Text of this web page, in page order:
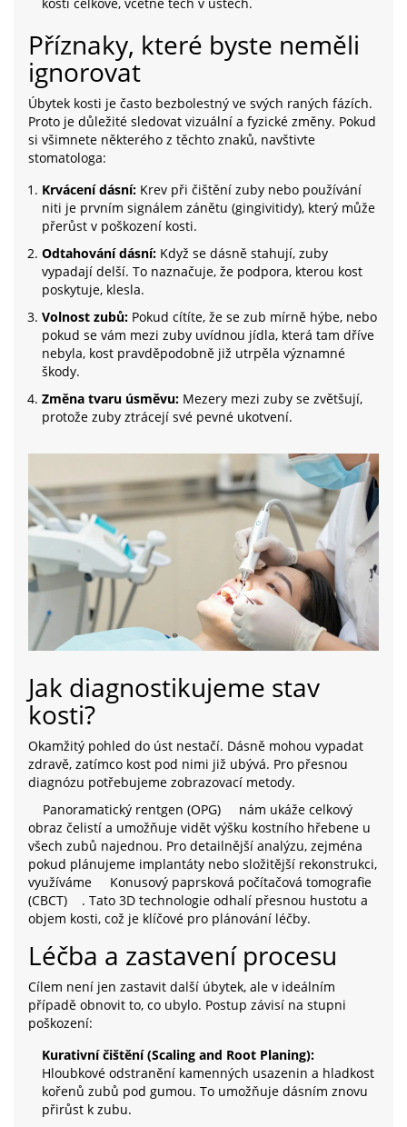
Příznaky, které byste neměli
ignorovat
Úbytek kosti je často bezbolestný ve svých raných fázích.
Proto je důležité sledovat vizuální a fyzické změny. Pokud
si všimnete některého z těchto znaků, navštivte
stomatologa:
Krvácení dásní: Krev při čištění zuby nebo používání
niti je prvním signálem zánětu (gingivitidy), který může
přerůst v poškození kosti.
Odtahování dásní: Když se dásně stahují, zuby
vypadají delší. To naznačuje, že podpora, kterou kost
poskytuje, klesla.
Volnost zubů: Pokud cítíte, že se zub mírně hýbe, nebo
pokud se vám mezi zuby uvídnou jídla, která tam dříve
nebyla, kost pravděpodobně již utrpěla významné
škody.
Změna tvaru úsměvu: Mezery mezi zuby se zvětšují,
protože zuby ztrácejí své pevné ukotvení.
Jak diagnostikujeme stav
kosti?
Okamžitý pohled do úst nestačí. Dásně mohou vypadat
zdravě, zatímco kost pod nimi již ubývá. Pro přesnou
diagnózu potřebujeme zobrazovací metody.
Panoramatický rentgen (OPG)
nám ukáže celkový
obraz čelistí a umožňuje vidět výšku kostního hřebene u
všech zubů najednou. Pro detailnější analýzu, zejména
pokud plánujeme implantáty nebo složitější rekonstrukci,
využíváme
Konusový paprsková počítačová tomografie
(CBCT)
. Tato 3D technologie odhalí přesnou hustotu a
objem kosti, což je klíčové pro plánování léčby.
Léčba a zastavení procesu
Cílem není jen zastavit další úbytek, ale v ideálním
případě obnovit to, co ubylo. Postup závisí na stupni
poškození:
Kurativní čištění (Scaling and Root Planing):
Hloubkové odstranění kamenných usazenin a hladkost
kořenů zubů pod gumou. To umožňuje dásním znovu
přirůst k zubu.